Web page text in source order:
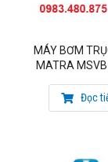
MÁY BƠM
MATRA
Đọc